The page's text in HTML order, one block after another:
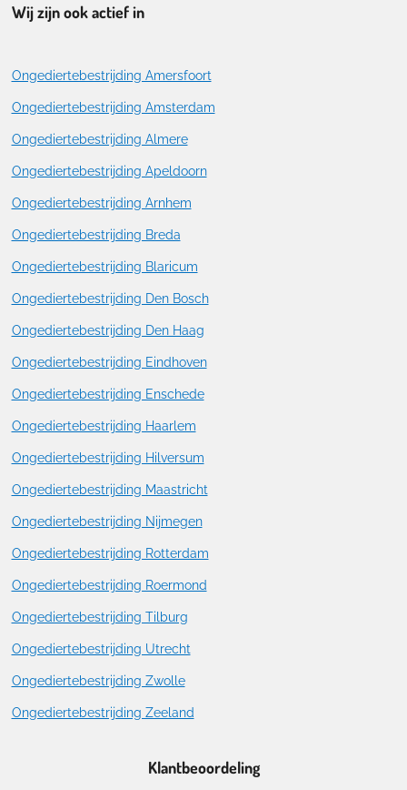
Wij zijn ook actief in
Ongediertebestrijding Amersfoort
Ongediertebestrijding Amsterdam
Ongediertebestrijding Almere
Ongediertebestrijding Apeldoorn
Ongediertebestrijding Arnhem
Ongediertebestrijding Breda
Ongediertebestrijding Blaricum
Ongediertebestrijding Den Bosch
Ongediertebestrijding Den Haag
Ongediertebestrijding Eindhoven
Ongediertebestrijding Enschede
Ongediertebestrijding Haarlem
Ongediertebestrijding Hilversum
Ongediertebestrijding Maastricht
Ongediertebestrijding Nijmegen
Ongediertebestrijding Rotterdam
Ongediertebestrijding Roermond
Ongediertebestrijding Tilburg
Ongediertebestrijding Utrecht
Ongediertebestrijding Zwolle
Ongediertebestrijding Zeeland
Klantbeoordeling